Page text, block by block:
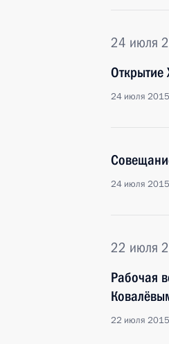
24 июля
Открытие
24 июля
24 июля
22 июля
Рабочая
22 июля